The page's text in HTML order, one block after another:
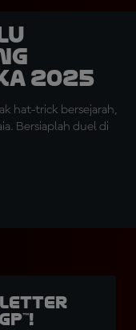
2025
hat-trick bersejarah,
Bersiaplah duel di